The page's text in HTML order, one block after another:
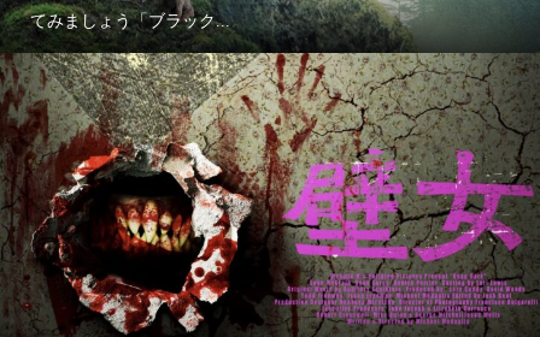
てみましょう「ブラック...